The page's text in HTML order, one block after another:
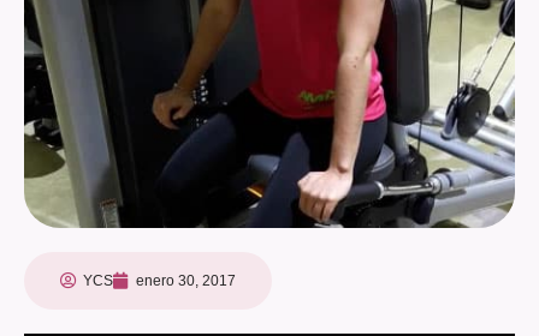
YCS enero 30, 2017